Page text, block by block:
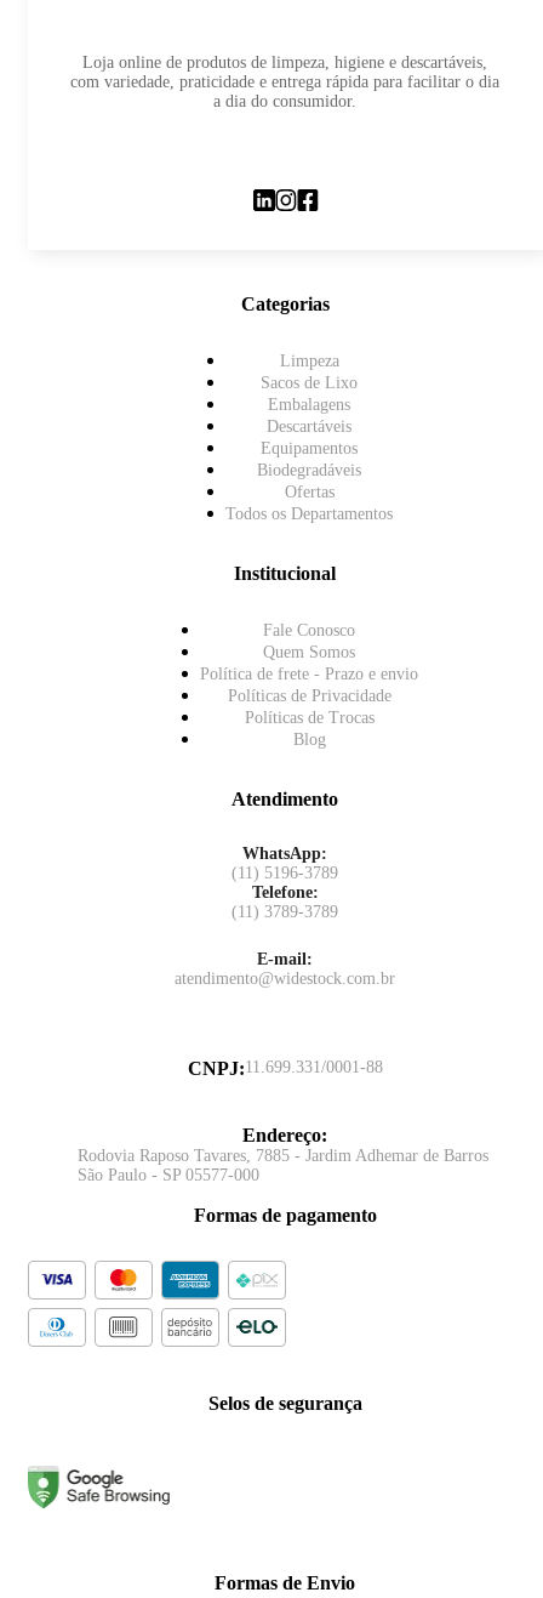
Loja online de produtos de limpeza, higiene e descartáveis,
com variedade, praticidade e entrega rápida para facilitar o dia
a dia do consumidor.
Categorias
Limpeza
Sacos de Lixo
Embalagens
Descartáveis
Equipamentos
Biodegradáveis
Ofertas
Todos os Departamentos
Institucional
Fale Conosco
Quem Somos
Política de frete - Prazo e envio
Políticas de Privacidade
Políticas de Trocas
Blog
Atendimento
WhatsApp:
(11) 5196-3789
Telefone:
(11) 3789-3789
E-mail:
atendimento@widestock.com.br
CNPJ:11.699.331/0001-88
Endereço:
Rodovia Raposo Tavares, 7885 - Jardim Adhemar de Barros
São Paulo - SP 05577-000
Formas de pagamento
Selos de segurança
Formas de Envio